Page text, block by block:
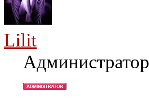
Lilit
Администратор